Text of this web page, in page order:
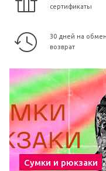
сертификаты
30 дней на
возврат
Сумки и рюкзаки